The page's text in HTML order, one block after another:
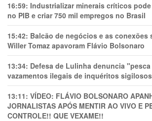
16:59: Industrializar minerais críticos
no PIB e criar 750 mil empregos no Brasil
15:42: Balcão de negócios e as conexões
Willer Tomaz apavoram Flávio Bolsonaro
13:34: Defesa de Lulinha denuncia
vazamentos ilegais de inquéritos sigilosos
13:11: VÍDEO: FLÁVIO BOLSONARO
JORNALISTAS APÓS MENTIR AO VIVO E
CONTROLE!! QUE VEXAME!!